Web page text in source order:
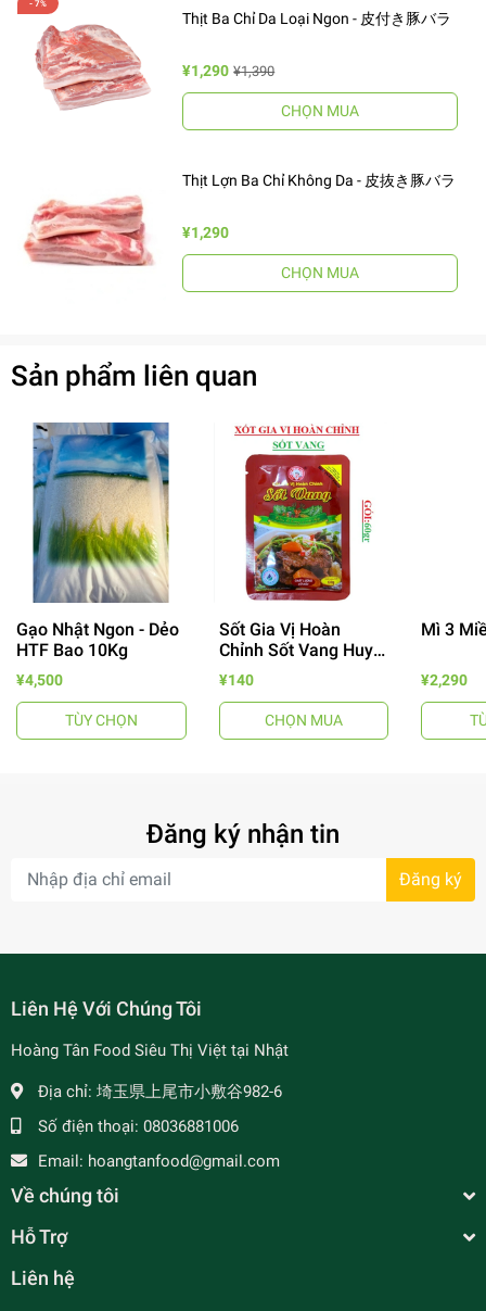
- 64%
Thịt Ba Chỉ Da Loại Ngon - 皮付き豚バラ
¥1,290 ¥1,390
CHỌN MUA
Thịt Lợn Ba Chỉ Không Da - 皮抜き豚バラ
¥1,290
CHỌN MUA
Sản phẩm liên quan
Gạo Nhật Ngon - Dẻo
HTF Bao 10Kg
¥4,500
TÙY CHỌN
Sốt Gia Vị Hoàn
Chỉnh Sốt Vang Huy
Tuấn
¥140
CHỌN MUA
Mì 3
¥2,290
Đăng ký nhận tin
Đăng ký
Liên Hệ Với Chúng Tôi
Hoàng Tân Food Siêu Thị Việt tại Nhật
Địa chỉ: 埼玉県上尾市小敷谷982-6
Số điện thoại: 08036881006
Email: hoangtanfood@gmail.com
Về chúng tôi
Hỗ Trợ
Liên hệ